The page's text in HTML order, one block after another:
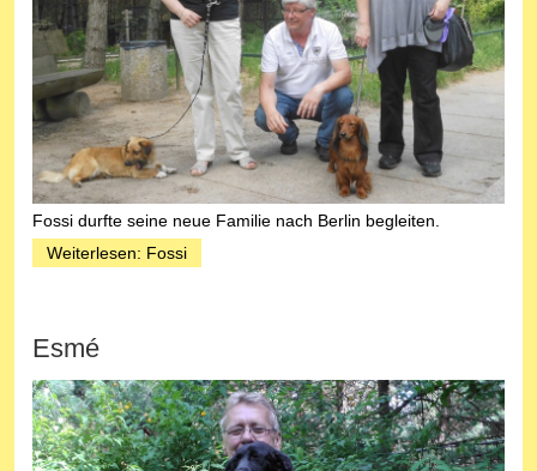
Fossi durfte seine neue Familie nach Berlin begleiten.
Weiterlesen: Fossi
Esmé